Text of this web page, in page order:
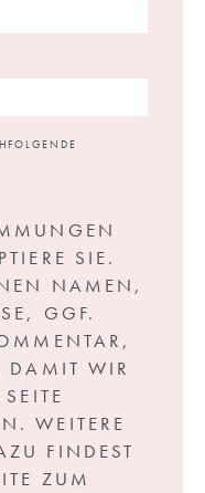
SIE.
NAMEN,
GGF.
DAMIT WIR
WEITERE
FINDEST
ZUM